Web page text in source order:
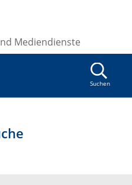
Mediendienste
Suchen